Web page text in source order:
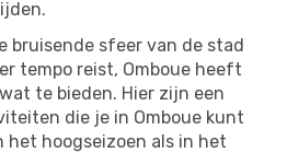
bruisende sfeer van de stad
tempo reist, Omboue heeft
te bieden. Hier zijn een
die je in Omboue kunt
het hoogseizoen als in het